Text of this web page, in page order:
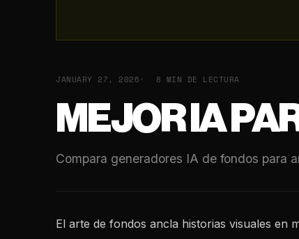
JANUARY 27, 2026 8 MIN DE LECTURA
MEJOR IA
Compara generadores IA de fondos para
El arte de fondos ancla historias visuales en